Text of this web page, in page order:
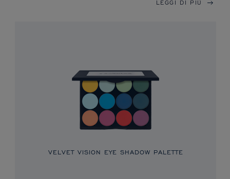
LEGGI DI PIÙ
VELVET VISION EYE SHADOW PALETTE